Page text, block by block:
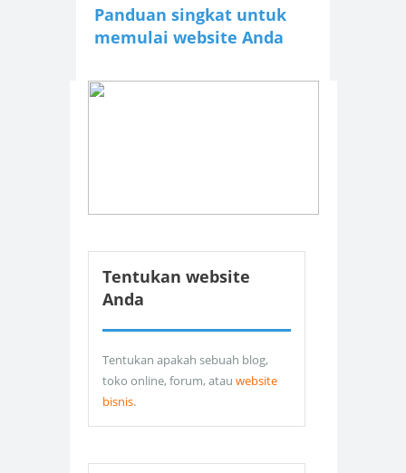
Panduan singkat untuk
memulai website Anda
Tentukan website
Anda
Tentukan apakah sebuah blog,
toko online, forum, atau website
bisnis.